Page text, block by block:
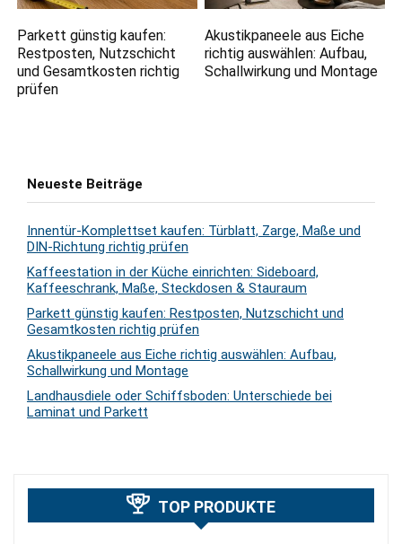
Parkett günstig kaufen:
Restposten, Nutzschicht
und Gesamtkosten richtig
prüfen
Akustikpaneele aus Eiche
richtig auswählen: Aufbau,
Schallwirkung und Montage
Neueste Beiträge
Innentür-Komplettset kaufen: Türblatt, Zarge, Maße und
DIN-Richtung richtig prüfen
Kaffeestation in der Küche einrichten: Sideboard,
Kaffeeschrank, Maße, Steckdosen & Stauraum
Parkett günstig kaufen: Restposten, Nutzschicht und
Gesamtkosten richtig prüfen
Akustikpaneele aus Eiche richtig auswählen: Aufbau,
Schallwirkung und Montage
Landhausdiele oder Schiffsboden: Unterschiede bei
Laminat und Parkett
TOP PRODUKTE